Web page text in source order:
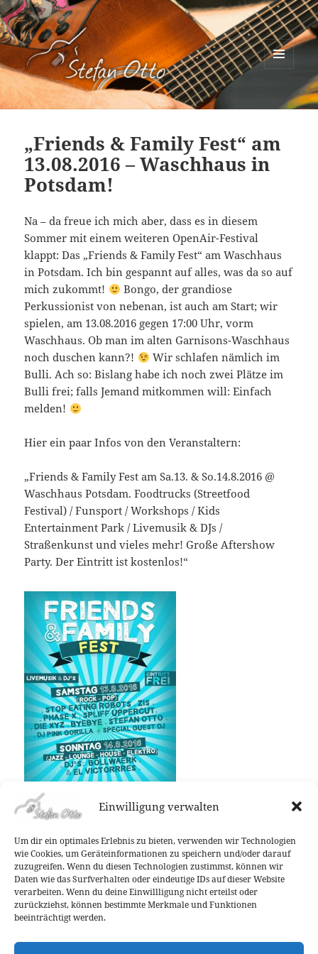
Einwilligung verwalten
Um dir ein optimales Erlebnis zu bieten, verwenden wir Technologien
wie Cookies, um Geräteinformationen zu speichern und/oder darauf
zuzugreifen. Wenn du diesen Technologien zustimmst, können wir
Daten wie das Surfverhalten oder eindeutige IDs auf dieser Website
verarbeiten. Wenn du deine Einwillligung nicht erteilst oder
zurückziehst, können bestimmte Merkmale und Funktionen
beeinträchtigt werden.
Stefan Otto
WIDGETS
„Friends & Family Fest“ am
13.08.2016 – Waschhaus in
Potsdam!
Na – da freue ich mich aber, dass es in diesem
Sommer mit einem weiteren OpenAir-Festival
klappt: Das „Friends & Family Fest“ am Waschhaus
in Potsdam. Ich bin gespannt auf alles, was da so auf
mich zukommt!
Bongo, der grandiose
Perkussionist von nebenan, ist auch am Start; wir
spielen, am 13.08.2016 gegen 17:00 Uhr, vorm
Waschhaus. Ob man im alten Garnisons-Waschhaus
noch duschen kann?!
Wir schlafen nämlich im
Bulli. Ach so: Bislang habe ich noch zwei Plätze im
Bulli frei; falls Jemand mitkommen will: Einfach
melden!
Hier ein paar Infos von den Veranstaltern:
„Friends & Family Fest am Sa.13. & So.14.8.2016 @
Waschhaus Potsdam.Foodtrucks (Streetfood
Festival) / Funsport / Workshops / Kids
Entertainment Park / Livemusik & DJs /
Straßenkunst und vieles mehr! Große Aftershow
Party. Der Eintritt ist kostenlos!“
Veröffentlicht
am
29. Juli 2016 Autor
Stefan Otto Kategorien
Allgemein
Beitragsnavigation
ZURÜCK
Vorheriger
Wehringhauser Schnurlos Festival 2016!